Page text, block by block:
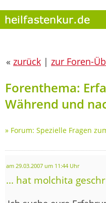
« zurück | zur Foren-
Forenthema:
Während und
» Forum: Spezielle Fragen
am 29.03.2007 um 11:44 Uhr
... hat molchita